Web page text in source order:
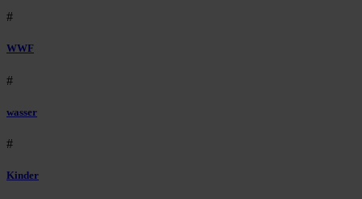
#
WWF
#
wasser
#
Kinder